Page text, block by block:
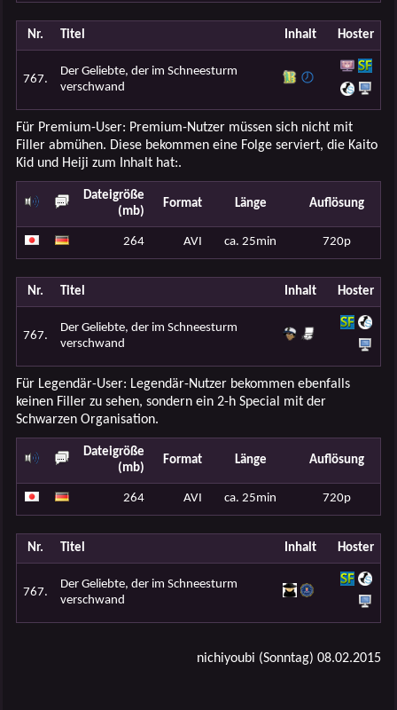
Nr. Titel Inhalt Hoster
767.
Der Geliebte, der im Schneesturm
verschwand
Für Premium-User: Premium-Nutzer müssen sich nicht mit
Filler abmühen. Diese bekommen eine Folge serviert, die Kaito
Kid und Heiji zum Inhalt hat:.
Dateigröße
(mb)
Format Länge Auflösung
264 AVI ca. 25min 720p
Nr. Titel Inhalt Hoster
767.
Der Geliebte, der im Schneesturm
verschwand
Für Legendär-User: Legendär-Nutzer bekommen ebenfalls
keinen Filler zu sehen, sondern ein 2-h Special mit der
Schwarzen Organisation.
Dateigröße
(mb)
Format Länge Auflösung
264 AVI ca. 25min 720p
Nr. Titel Inhalt Hoster
767.
Der Geliebte, der im Schneesturm
verschwand
nichiyoubi (Sonntag) 08.02.2015